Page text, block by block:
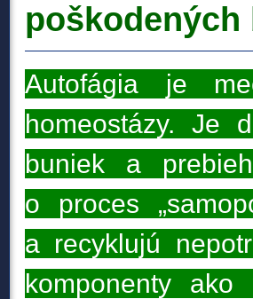
Autofágia je
homeostázy. Je
buniek a
o proces
a recyklujú
komponenty